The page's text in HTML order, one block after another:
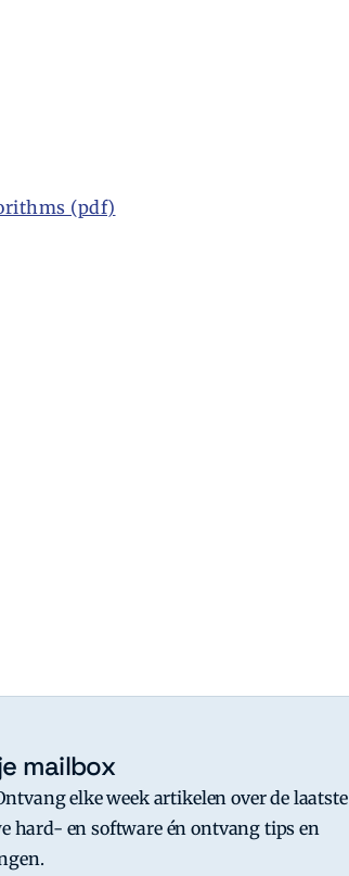
(pdf)
mailbox
elke week artikelen over de laatste
hard- en software én ontvang tips en